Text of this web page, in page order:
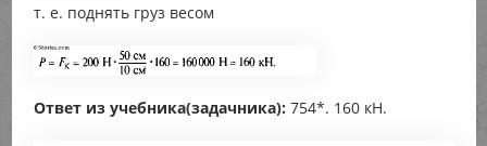
т. е. поднять груз весом
Ответ из учебника(задачника): 754*. 160 кН.